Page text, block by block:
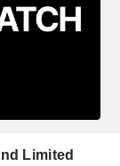
Limited